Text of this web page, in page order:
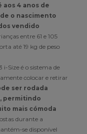
aos 4 anos de
o nascimento
vendido
entre 61 e 105
até 19 kg de peso
i-Size é o sistema de
colocar e retirar
ser rodada
permitindo
mais cómoda
durante a
se disponível